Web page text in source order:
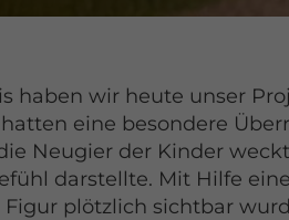
haben wir heute unser
eine besondere
Neugier der Kinder
darstellte. Mit Hilfe
plötzlich sichtbar